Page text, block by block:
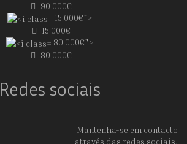
90 000€
15 000€">
15 000€
80 000€">
80 000€
Redes sociais
Mantenha-se em contacto
através das redes sociais.